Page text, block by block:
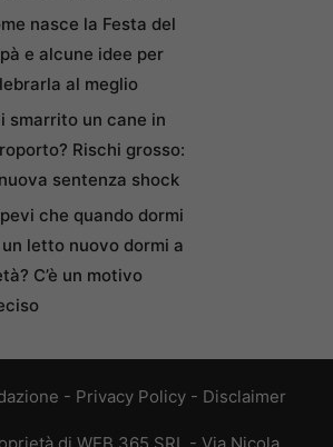
nasce la Festa del
e alcune idee per
al meglio
smarrito un cane in
Rischi grosso:
sentenza shock
che quando dormi
un letto nuovo dormi a
C’è un motivo
- Privacy Policy - Disclaimer
di WEB 365 SRL - Via Nicola